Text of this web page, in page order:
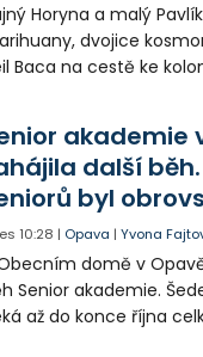
Horyna a malý
dvojice
Baca na cestě ke
a místostarosta
akademie
další
byl
10:28 | Opava |Yvona
domě v
Senior akademie.
až do konce října